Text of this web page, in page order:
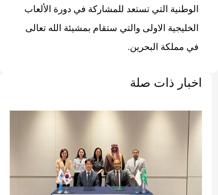
الوطنية التي تستعد للمشاركة في دورة الألعاب
الخليجية الاولى والتي ستقام بمشيئة الله تعالى
في مملكة البحرين.
اخبار ذات صلة